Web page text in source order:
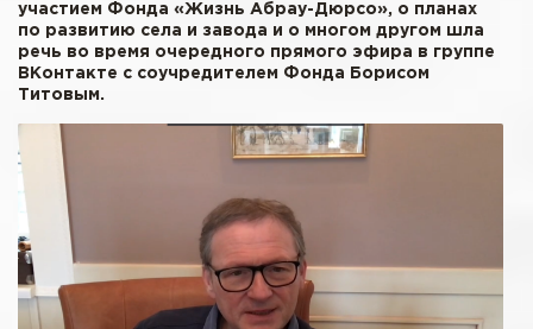
участием Фонда «Жизнь Абрау-Дюрсо», о планах
по развитию села и завода и о многом другом шла
речь во время очередного прямого эфира в группе
ВКонтакте с соучредителем Фонда Борисом
Титовым.